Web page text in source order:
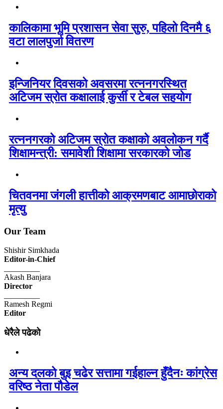
कालिकामा भूमि प्रशासन सेवा सुरु, पहिलो दिनमै ६
वटा लालपुर्जा वितरण
इन्जिनियर दिवसको अवसरमा रत्ननगरस्थित
अटिजम स्रोत कक्षालाई कुर्सी र टेबल सहयोग
रत्ननगरको अटिजम स्रोत कक्षाको अवलोकन गर्दै
शिक्षामन्त्री: समावेशी शिक्षामा सरकारको जोड
चितवनमा जंगली हात्तीको आक्रमणबाट आमाछोराको
मृत्यु
Our Team
Shishir Simkhada
Editor-in-Chief
Akash Banjara
Director
Ramesh Regmi
Editor
धेरैले पढेको
अन्य दलको बुइ चढेर सत्तामा गईहाल्न हुँदैनः कांग्रेस
वरिष्ठ नेता पौडेल